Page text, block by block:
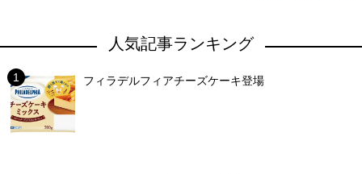
人気記事ランキング
フィラデルフィアチーズケーキ登場